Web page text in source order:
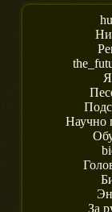
Ни
Научно
За